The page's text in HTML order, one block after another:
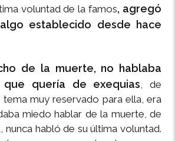
voluntad de la famos, agregó
establecido desde hace
de la muerte, no hablaba
quería de exequias, de
tema muy reservado para ella, era
miedo hablar de la muerte, de
nunca habló de su última voluntad.